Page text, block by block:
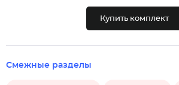
Купить комплект
Смежные разделы